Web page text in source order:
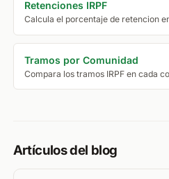
Retenciones IRPF
Calcula el porcentaje de retencion
Tramos por Comunidad
Compara los tramos IRPF en cada
Artículos del blog